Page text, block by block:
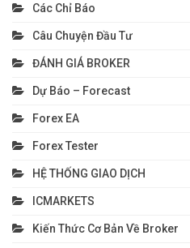
Các Chỉ Báo
Câu Chuyện Đầu Tư
ĐÁNH GIÁ BROKER
Dự Báo – Forecast
Forex EA
Forex Tester
HỆ THỐNG GIAO DỊCH
ICMARKETS
Kiến Thức Cơ Bản Về Broker